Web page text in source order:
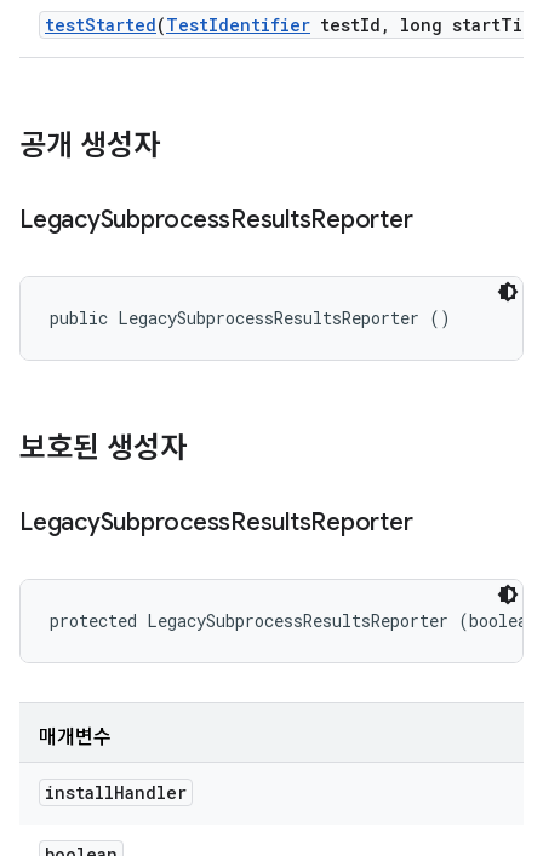
testStarted(TestIdentifier testId , long start
공개 생성자
LegacySubprocessResultsReporter
public LegacySubprocessResultsReporter ()
보호된 생성자
LegacySubprocessResultsReporter
protected LegacySubprocessResultsReporter
매개변수
installHandler